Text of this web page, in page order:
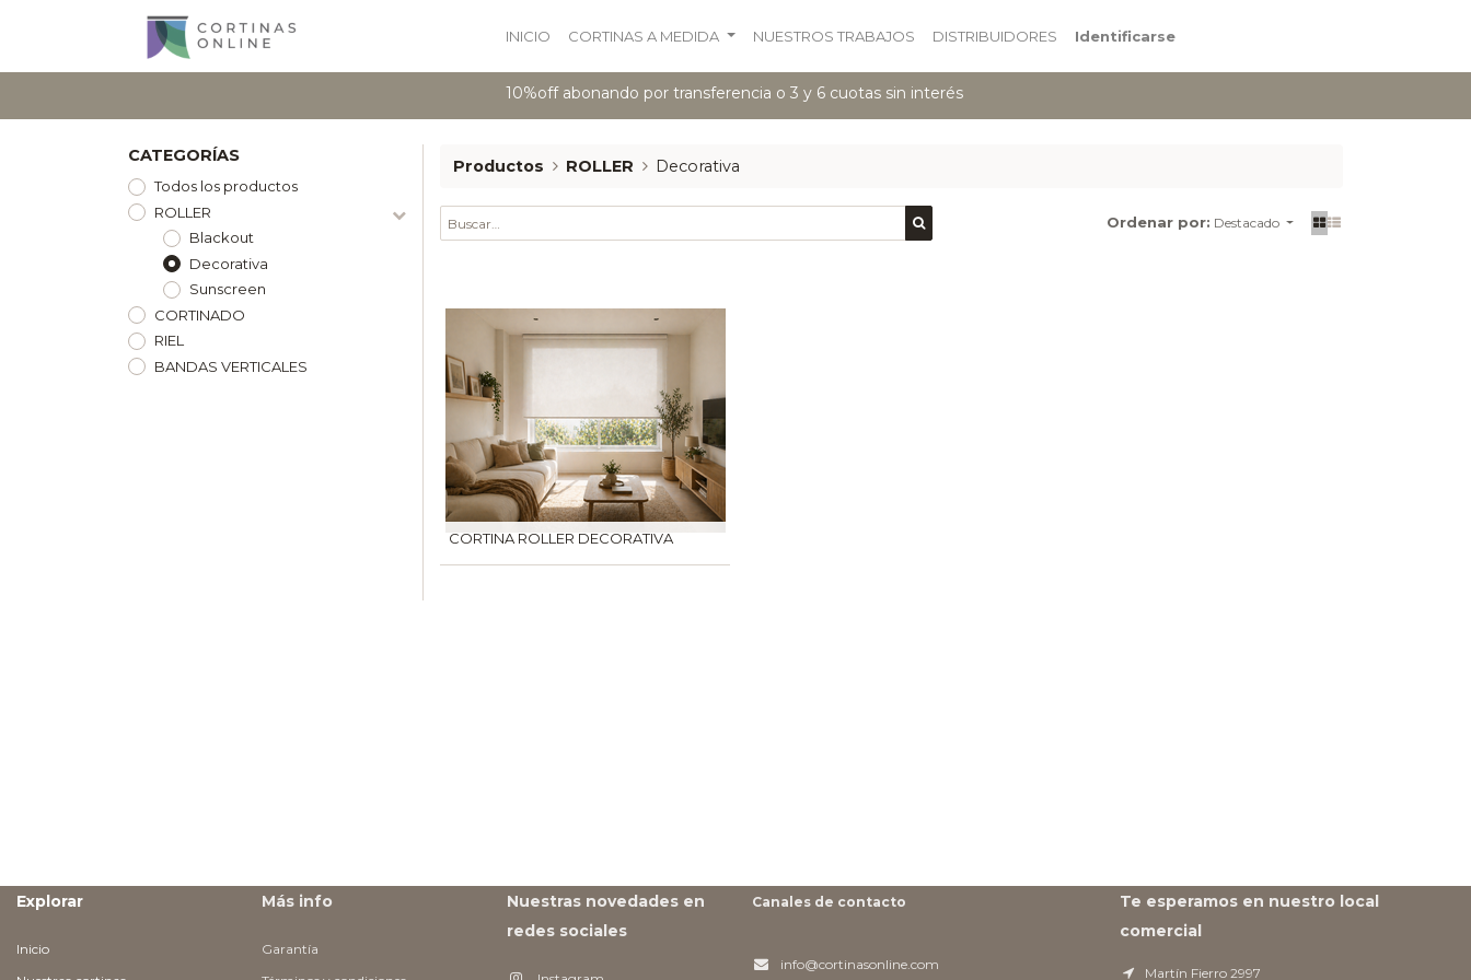
INICIO CORTINAS A MEDIDA NUESTROS TRABAJOS DISTRIBUIDORES Identificarse
10%off abonando por transferencia o 3 y 6 cuotas sin interés
CATEGORÍAS
Todos los productos
ROLLER
Blackout
Decorativa
Sunscreen
CORTINADO
RIEL
BANDAS VERTICALES
Productos ROLLER Decorativa
Ordenar por: Destacado
CORTINA ROLLER DECORATIVA
Explorar
Inicio
Más info
Garantía
Nuestras novedades en
redes sociales
Canales de contacto
info@cortinasonline.com
Te esperamos en nuestro local
comercial
Martín Fierro 2997